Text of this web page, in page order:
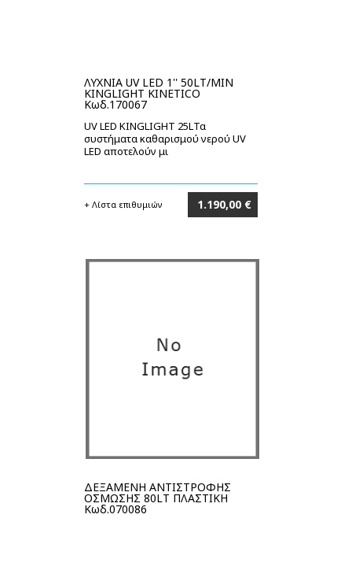
ΛΥΧΝΙΑ UV LED 1'' 50LT/MIN
KINGLIGHT KINETICO
Κωδ.170067
UV LED KINGLIGHT 25LΤα
συστήματα καθαρισμού νερού UV
LED αποτελούν μι
+ Λίστα επιθυμιών 1.190,00 €
ΔΕΞΑΜΕΝΗ ΑΝΤΙΣΤΡΟΦΗΣ
ΟΣΜΩΣΗΣ 80LT ΠΛΑΣΤΙΚΗ
Κωδ.070086